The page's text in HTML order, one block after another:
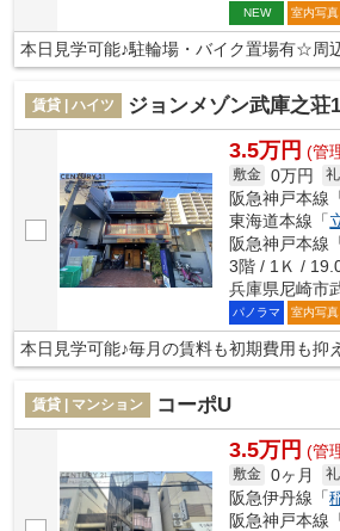
NEW 室内写真
本日見学可能♪駐輪場・バイク置場有☆周
賃貸 | ハイツ ジョンメゾン武庫之荘1
3.5万円 (管
敷金 0万円
阪急神戸本線
東海道本線「
阪急神戸本線
3階 / 1Ｋ /
兵庫県尼崎市
パノラマ 室内写真
本日見学可能♪毎月の賃料も初期費用も
賃貸 | マンション コーポU
3.5万円 (管
敷金 0ヶ月
阪急伊丹線「
阪急神戸本線